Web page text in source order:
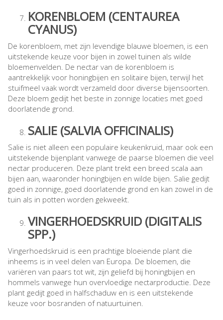
KORENBLOEM (CENTAUREA
CYANUS)
De korenbloem, met zijn levendige blauwe bloemen, is een
uitstekende keuze voor bijen in zowel tuinen als wilde
bloemenvelden. De nectar van de korenbloem is
aantrekkelijk voor honingbijen en solitaire bijen, terwijl het
stuifmeel vaak wordt verzameld door diverse bijensoorten.
Deze bloem gedijt het beste in zonnige locaties met goed
doorlatende grond.
SALIE (SALVIA OFFICINALIS)
Salie is niet alleen een populaire keukenkruid, maar ook een
uitstekende bijenplant vanwege de paarse bloemen die veel
nectar produceren. Deze plant trekt een breed scala aan
bijen aan, waaronder honingbijen en wilde bijen. Salie gedijt
goed in zonnige, goed doorlatende grond en kan zowel in de
tuin als in potten worden gekweekt.
VINGERHOEDSKRUID (DIGITALIS
SPP.)
Vingerhoedskruid is een prachtige bloeiende plant die
inheems is in veel delen van Europa. De bloemen, die
variëren van paars tot wit, zijn geliefd bij honingbijen en
hommels vanwege hun overvloedige nectarproductie. Deze
plant gedijt goed in halfschaduw en is een uitstekende
keuze voor bosranden of natuurtuinen.